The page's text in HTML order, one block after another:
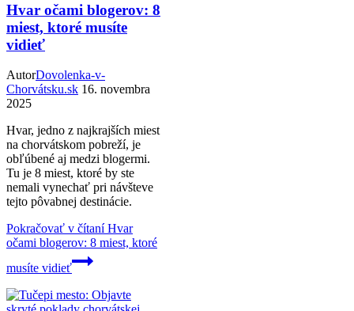
Hvar očami blogerov: 8
miest, ktoré musíte
vidieť
AutorDovolenka-v-
Chorvátsku.sk 16. novembra
2025
Hvar, jedno z najkrajších miest
na chorvátskom pobreží, je
obľúbené aj medzi blogermi.
Tu je 8 miest, ktoré by ste
nemali vynechať pri návšteve
tejto pôvabnej destinácie.
Pokračovať v čítaní Hvar
očami blogerov: 8 miest, ktoré
musíte vidieť